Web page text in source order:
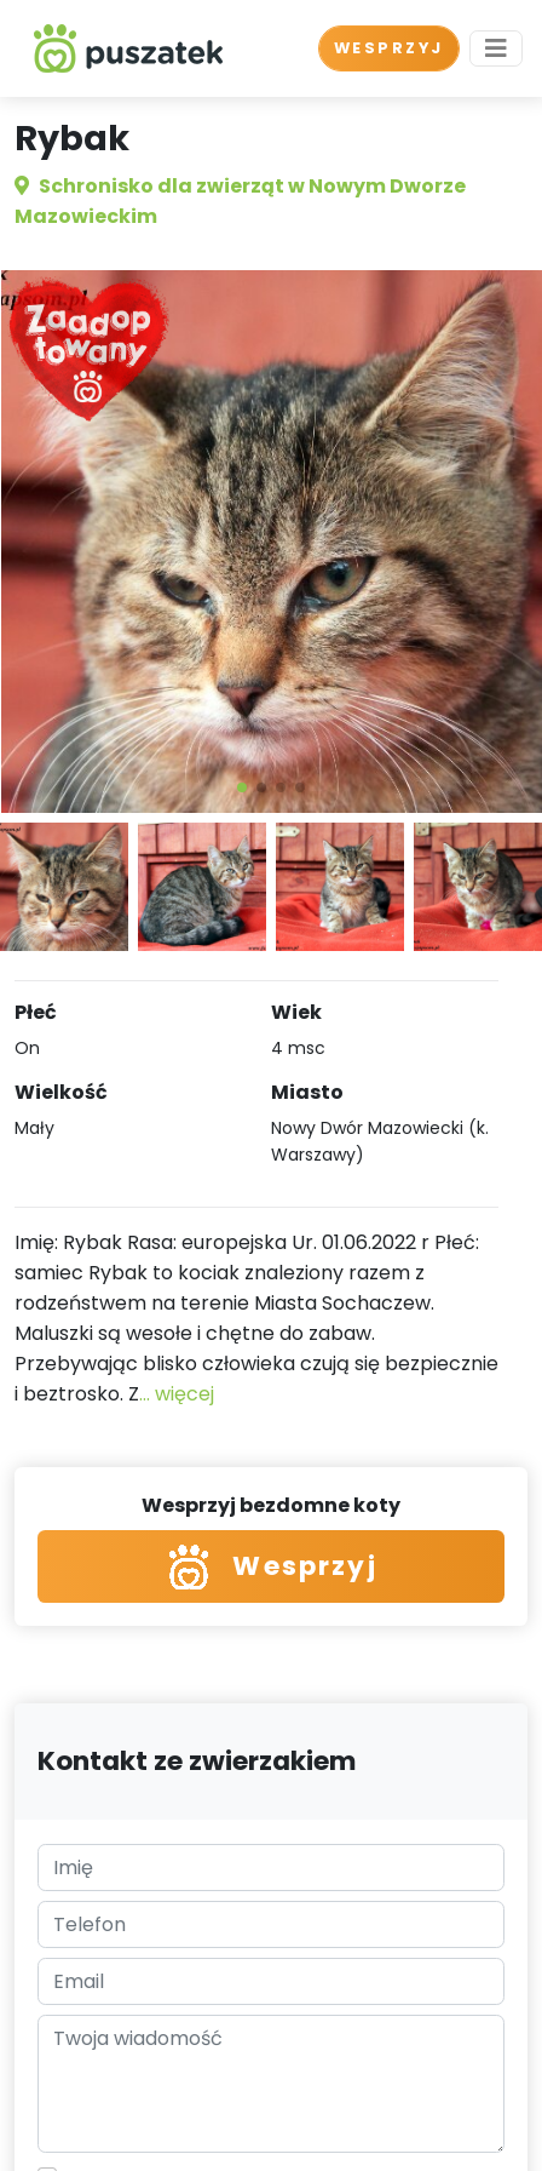
WESPRZYJ
Rybak
Schronisko dla zwierząt w Nowym Dworze
Mazowieckim
Płeć
On
Wielkość
Mały
Wiek
4 msc
Miasto
Nowy Dwór Mazowiecki (k.
Warszawy)
Imię: Rybak Rasa: europejska Ur. 01.06.2022 r Płeć:
samiec Rybak to kociak znaleziony razem z
rodzeństwem na terenie Miasta Sochaczew.
Maluszki są wesołe i chętne do zabaw.
Przebywając blisko człowieka czują się bezpiecznie
i beztrosko. Z... więcej
Wesprzyj bezdomne koty
Wesprzyj
Kontakt ze zwierzakiem